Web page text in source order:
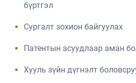
бүртгэл
Сургалт зохион байгуулах
Патентын асуудлаар аман
Хууль зүйн дүгнэлт